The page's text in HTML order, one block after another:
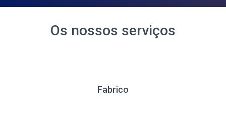
N
Os nossos serviços
Fabrico